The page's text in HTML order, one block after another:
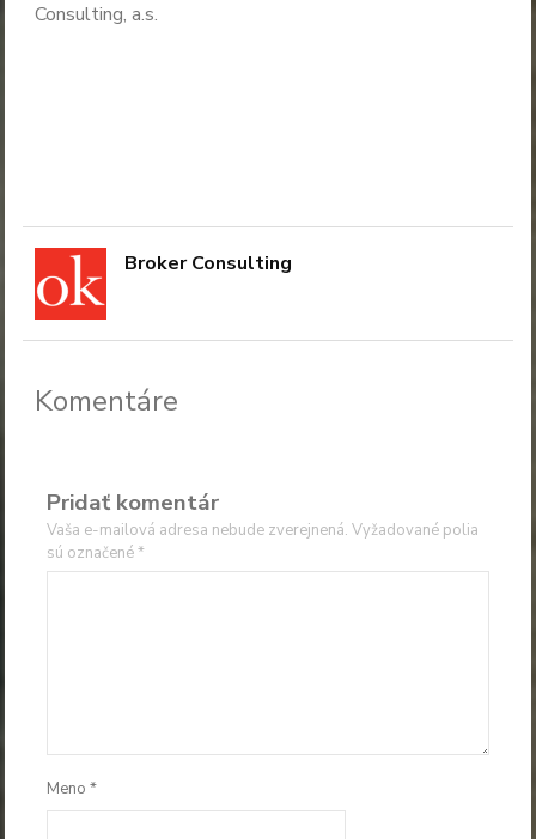
Consulting, a.s.
Broker Consulting
Komentáre
Pridať komentár
Vaša e-mailová adresa nebude zverejnená. Vyžadované polia
sú označené*
Meno*